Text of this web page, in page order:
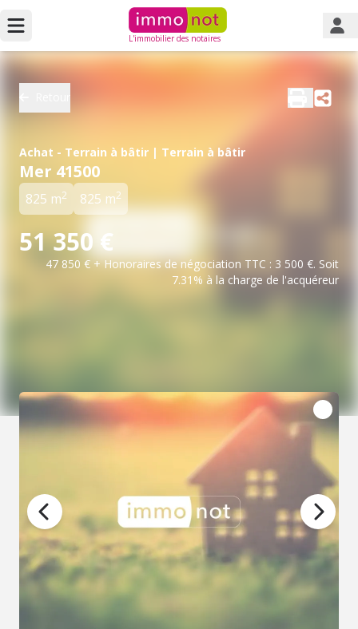
L'immobilier des notaires
Achat - Terrain à bâtir | Terrain à bâtir
Mer 41500
825 m2 825 m2
51 350 €
47 850 € + Honoraires de négociation TTC : 3 500 €. Soit
7.31% à la charge de l'acquéreur